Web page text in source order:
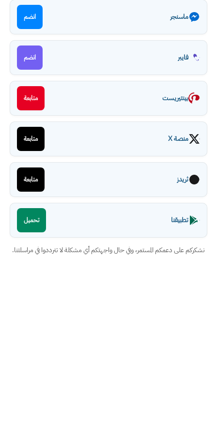
ماسنجر انضم
فايبر انضم
بينتيريست متابعة
منصة X متابعة
ثريدز متابعة
تطبيقنا تحميل
نشكركم على دعمكم المستمر، وفي حال واجهتكم أي مشكلة لا تترددوا في مراسلتنا.